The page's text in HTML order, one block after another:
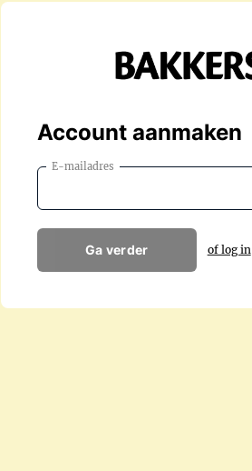
Account aanmaken
E-mailadres
Ga verder of log in